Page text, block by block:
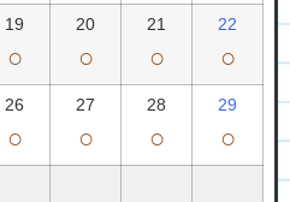
19
○
20
○
21
○
22
○
26
○
27
○
28
○
29
○